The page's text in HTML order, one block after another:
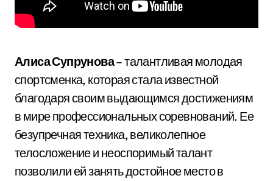
Алиса Супрунова– талантливая молодая
спортсменка, которая стала известной
благодаря своим выдающимся достижениям
в мире профессиональных соревнований. Ее
безупречная техника, великолепное
телосложение и неоспоримый талант
позволили ей занять достойное место в